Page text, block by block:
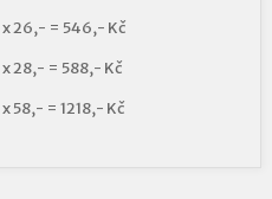
x 26,- = 546,- Kč
x 28,- = 588,- Kč
x 58,- = 1218,- Kč